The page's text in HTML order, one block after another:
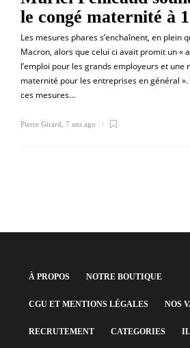
le congé maternité à
Les mesures phares s’enchaînent, en plein
Macron, alors que celui ci avait promit un «
l’emploi pour les grands employeurs et une
maternité pour les entreprises en général ».
ces mesures…
Pierre Girard 7 ans ago
À PROPOS NOTRE BOUTIQUE
CGU ET MENTIONS LÉGALES NOS
RECRUTEMENT CATEGORIES